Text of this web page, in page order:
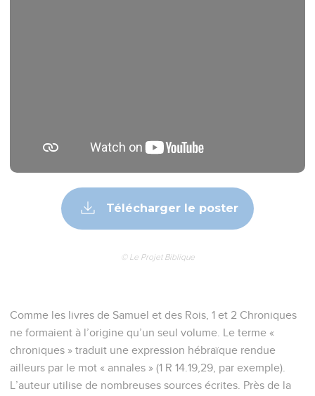
Télécharger le poster
© Le Projet Biblique
Comme les livres de Samuel et des Rois, 1 et 2 Chroniques
ne formaient à l’origine qu’un seul volume. Le terme «
chroniques » traduit une expression hébraïque rendue
ailleurs par le mot « annales » (1 R 14.19,29, par exemple).
L’auteur utilise de nombreuses sources écrites. Près de la